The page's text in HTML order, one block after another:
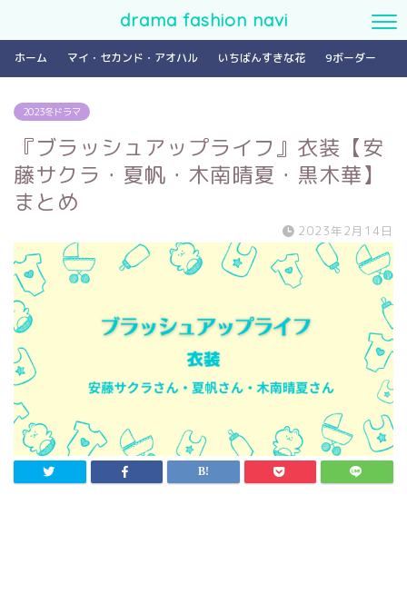
drama fashion navi
ホーム マイ・セカンド・アオハル いちばんすきな花 9ボーダー
2023冬ドラマ
『ブラッシュアップライフ』衣装【安
藤サクラ・夏帆・木南晴夏・黒木華】
まとめ
2023年2月14日